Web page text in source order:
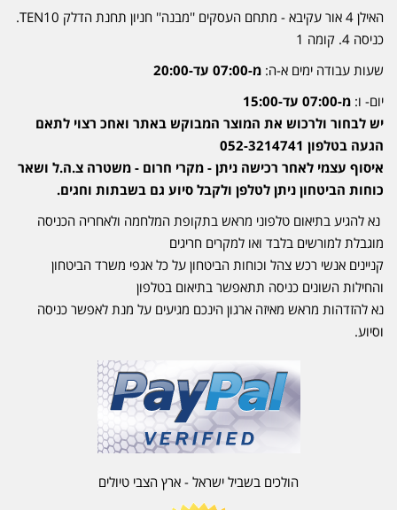
האילן 4 אור עקיבא - מתחם העסקים ''מבנה'' חניון תחנת הדלק TEN10.
כניסה 4. קומה 1
שעות עבודה ימים א-ה: מ-07:00 עד-20:00
יום- ו: מ-07:00 עד-15:00
יש לבחור ולרכוש את המוצר המבוקש באתר ואחכ רצוי לתאם
הגעה בטלפון 052-3214741
איסוף עצמי לאחר רכישה ניתן - מקרי חרום - משטרה צ.ה.ל ושאר
כוחות הביטחון ניתן לטלפן ולקבל סיוע גם בשבתות וחגים.
נא להגיע בתיאום טלפוני מראש בתקופת המלחמה ולאחריה הכניסה
מוגבלת למורשים בלבד ואו למקרים חריגים
קניינים אנשי רכש צהל וכוחות הביטחון על כל אגפי משרד הביטחון
והחילות השונים כניסה תתאפשר בתיאום בטלפון
נא להזדהות מראש מאיזה ארגון הינכם מגיעים על מנת לאפשר כניסה
וסיוע.
הולכים בשביל ישראל - ארץ הצבי טיולים